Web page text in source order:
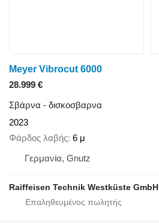
Meyer Vibrocut 6000
28.999 €
Σβάρνα - δισκοσβαρνα
2023
Φάρδος λαβής 6 μ
Γερμανία, Gnutz
Raiffeisen Technik Westküste GmbH